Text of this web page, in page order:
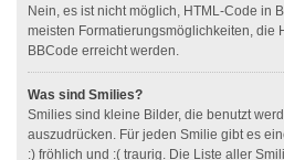
Nein, es ist nicht möglich, HTML-Code in
meisten Formatierungsmöglichkeiten, die
BBCode erreicht werden.
Was sind Smilies?
Smilies sind kleine Bilder, die benutzt
auszudrücken. Für jeden Smilie gibt es
:) fröhlich und :( traurig. Die Liste aller